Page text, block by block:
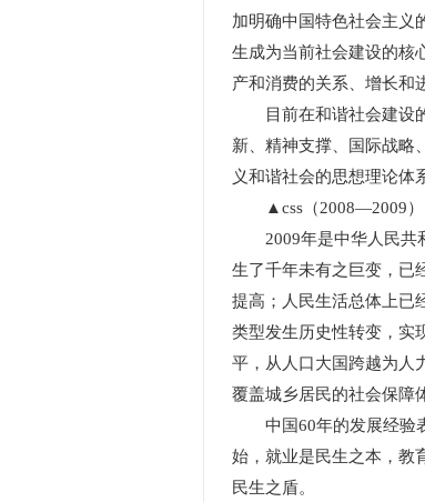
加明确中国特色社会主义
生成为当前社会建设的核
产和消费的关系、增长和
目前在和谐社会建设的
新、精神支撑、国际战略
义和谐社会的思想理论体
▲css（2008—2009）
2009年是中华人民共和
生了千年未有之巨变，已
提高；人民生活总体上已
类型发生历史性转变，实
平，从人口大国跨越为人
覆盖城乡居民的社会保障
中国60年的发展经验表
始，就业是民生之本，教
民生之盾。